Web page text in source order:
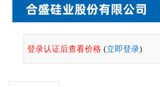
登录认证后查看价格 (立即登录)